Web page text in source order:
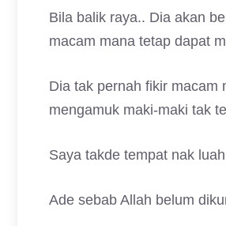
Bila balik raya.. Dia akan
macam mana tetap dapat
Dia tak pernah fikir macam
mengamuk maki-maki tak
Saya takde tempat nak
Ade sebab Allah belum